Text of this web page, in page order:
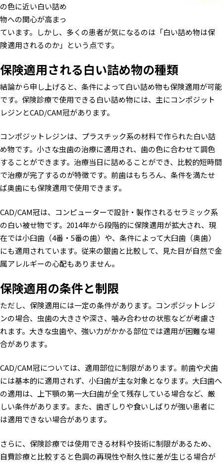
の色に近い白い詰め
物への関心が高まっ
ています。しかし、多くの患者が気になるのは「白い詰め物は保
険適用されるのか」という点です。
保険適用される白い詰め物の種類
結論から申し上げると、条件によって白い詰め物も保険適用が可能
です。保険診療で使用できる白い詰め物には、主にコンポジット
レジンとCAD/CAM冠があります。
コンポジットレジンは、プラスチック系の材料で作られた白い詰
め物です。小さな虫歯の治療に適用され、歯の色に合わせて調色
することができます。治療当日に詰めることができ、比較的短時間
で治療が完了するのが特徴です。前歯はもちろん、条件を満たせ
ば奥歯にも保険適用で使用できます。
CAD/CAM冠は、コンピューターで設計・製作されるセラミック系
の白い被せ物です。2014年から段階的に保険適用が拡大され、現
在では小臼歯（4番・5番の歯）や、条件によって大臼歯（奥歯）
にも適用されています。従来の銀歯と比較して、見た目が自然で金
属アレルギーの心配もありません。
保険適用の条件と制限
ただし、保険適用には一定の条件があります。コンポジットレジ
ンの場合、虫歯の大きさや深さ、噛み合わせの状態などが考慮さ
れます。大きな虫歯や、強い力がかかる部位では適用が困難な場
合があります。
CAD/CAM冠については、適用部位に制限があります。前歯や犬歯
には基本的に適用されず、小臼歯が主な対象となります。大臼歯へ
の適用は、上下顎の第一大臼歯が全て残存している場合など、厳
しい条件があります。また、歯ぎしりや食いしばりが強い患者に
は適用できない場合があります。
さらに、保険診療では使用できる材料や技術に制限があるため、
自費診療と比較すると色調の再現性や耐久性に差が生じる場合が